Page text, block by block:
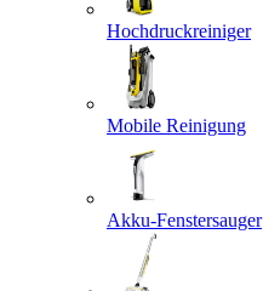
Hochdruckreiniger
Mobile Reinigung
Akku-Fenstersauger